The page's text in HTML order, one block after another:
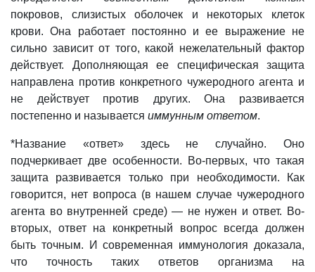
покровов, слизистых оболочек и некоторых клеток
крови. Она работает постоянно и ее выражение не
сильно зависит от того, какой нежелательный фактор
действует. Дополняющая ее специфическая защита
направлена против конкретного чужеродного агента и
не действует против других. Она развивается
постепенно и называется иммунным ответом.
*Название «ответ» здесь не случайно. Оно
подчеркивает две особенности. Во-первых, что такая
защита развивается только при необходимости. Как
говорится, нет вопроса (в нашем случае чужеродного
агента во внутренней среде) — не нужен и ответ. Во-
вторых, ответ на конкретный вопрос всегда должен
быть точным. И современная иммунология доказала,
что точность таких ответов организма на